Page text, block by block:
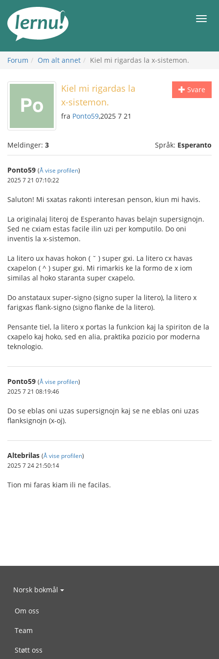
innholdet
Meny
Forum Om alt annet Kiel mi rigardas la x-sistemon.
Svare
Kiel mi rigardas la
x-sistemon.
fra Ponto59,2025 7 21
Meldinger: 3 Språk: Esperanto
Ponto59 (Å vise profilen)
2025 7 21 07:10:22
Saluton! Mi sxatas rakonti interesan penson, kiun mi havis.
La originalaj literoj de Esperanto havas belajn supersignojn.
Sed ne cxiam estas facile ilin uzi per komputilo. Do oni
inventis la x-sistemon.
La litero ux havas hokon ( ˘ ) super gxi. La litero cx havas
cxapelon ( ^ ) super gxi. Mi rimarkis ke la formo de x iom
similas al hoko staranta super cxapelo.
Do anstataux super-signo (signo super la litero), la litero x
farigxas flank-signo (signo flanke de la litero).
Pensante tiel, la litero x portas la funkcion kaj la spiriton de la
cxapelo kaj hoko, sed en alia, praktika pozicio por moderna
teknologio.
Ponto59 (Å vise profilen)
2025 7 21 08:19:46
Do se eblas oni uzas supersignojn kaj se ne eblas oni uzas
flanksignojn (x-oj).
Altebrilas (Å vise profilen)
2025 7 24 21:50:14
Tion mi faras kiam ili ne facilas.
Norsk bokmål
Om oss
Team
Støtt oss